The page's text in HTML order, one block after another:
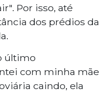
Por isso, até
dos prédios da
último
com minha mãe
caindo, ela